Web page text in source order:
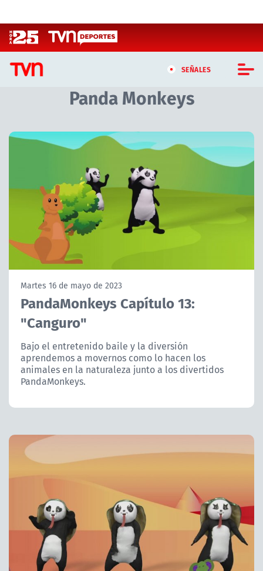
SEÑALES
CASTING MASTERCHEF CHILE
CASTING TVN VERTICAL
TVN PLAY
PROGRAMAS
TELESERIES
ACTUALIDAD Y TENDENCIAS
CORPORATIVO Y TRANSPARENCIA
CANAL DE DENUNCIAS
Panda Monkeys
Martes 16 de mayo de 2023
PandaMonkeys Capítulo 13:
"Canguro"
Bajo el entretenido baile y la diversión
aprendemos a movernos como lo hacen los
animales en la naturaleza junto a los divertidos
PandaMonkeys.